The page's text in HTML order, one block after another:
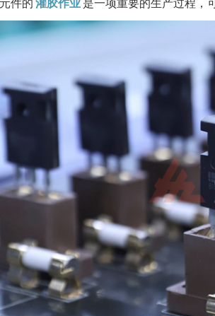
件的 灌胶作业 是一项重要的生产过程，